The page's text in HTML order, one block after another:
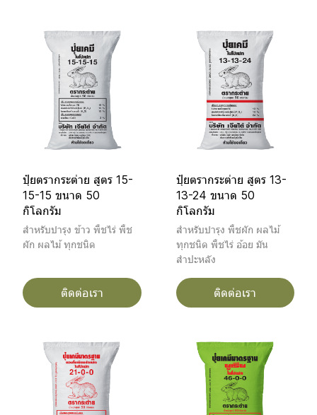
ปุ๋ยตรากระต่าย สูตร 15-
15-15 ขนาด 50
กิโลกรัม
สำหรับบำรุง ข้าว พืชไร่ พืช
ผัก ผลไม้ ทุกชนิด
ติดต่อเรา
ปุ๋ยตรากระต่าย สูตร 13-
13-24 ขนาด 50
กิโลกรัม
สำหรับบำรุง พืชผัก ผลไม้
ทุกชนิด พืชไร่ อ้อย มัน
สำปะหลัง
ติดต่อเรา